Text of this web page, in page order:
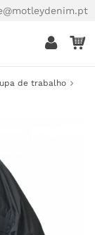
de trabalho